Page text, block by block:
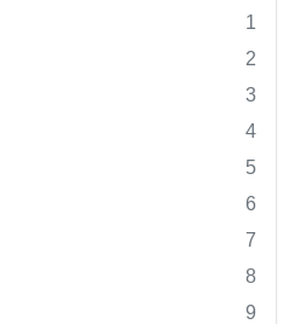
1
2
3
4
5
6
7
8
9